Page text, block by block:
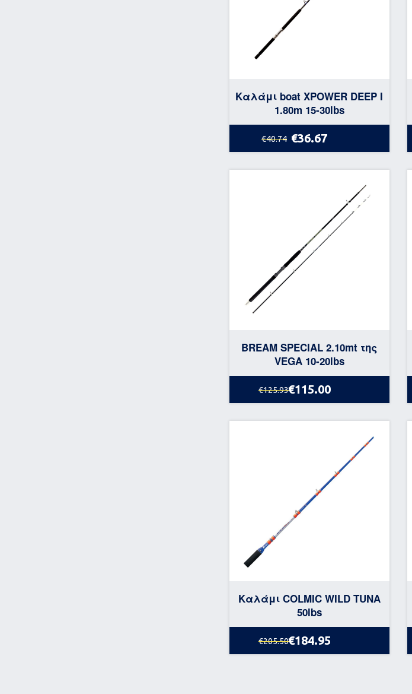
Καλάμι boat XPOWER DEEP I
1.80m 15-30lbs
€40.74 €36.67
BREAM SPECIAL 2.10mt της
VEGA 10-20lbs
€125.93€115.00
Καλάμι COLMIC WILD TUNA
50lbs
€205.50€184.95